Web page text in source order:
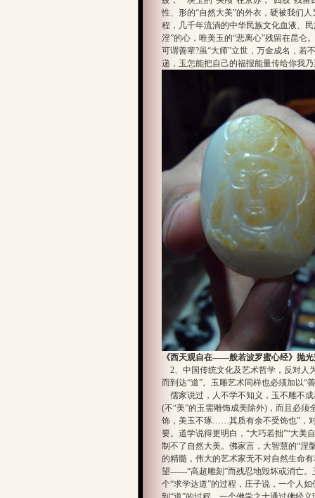
性、形的“自然大美”的外衣，硬被我们
程，几千年流淌的中华民族文化血液、
淫”的心，唯美玉的“悲离心”残留在昆仑
可谓善辈?虽“大师”立世，万金成名，若
递，玉怎能把自己的福报能量传给你我乃
《西天观自在——般若波罗蜜心经》抛光
2、中国传统文化及艺术哲学，反对人
而到达“道”。玉雕艺术同样也必须加以“
儒家说过，人不学不知义，玉不雕不
(不“美”的玉需雕饰成美除外)，而且必
饰，美玉不琢……其质有余不受饰也”，
要。道学说得更明白，“大巧若拙”“大美
制不了自然大美。佛家言，大智慧的“涅
的精髓，伟大的艺术家无不对自然生命
望——“高超雕刻”而残忍地毁坏或消亡。
个“求学达道”的过程，庄子说，一个人如